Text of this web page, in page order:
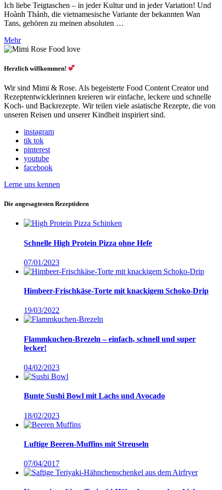
Ich liebe Teigtaschen – in jeder Kultur und in jeder Variation! Und
Hoành Thánh, die vietnamesische Variante der bekannten Wan
Tans, gehören zu meinen absoluten …
Mehr
Herzlich willkommen!
Wir sind Mimi & Rose. Als begeisterte Food Content Creator und
Rezeptentwicklerinnen kreieren wir einfache, leckere und schnelle
Koch- und Backrezepte. Wir teilen viele asiatische Rezepte, die von
unseren Reisen und unserer Kindheit inspiriert sind.
instagram
tik tok
pinterest
youtube
facebook
Lerne uns kennen
Die angesagtesten Rezeptideen
Schnelle High Protein Pizza ohne Hefe
07/01/2023
Himbeer-Frischkäse-Torte mit knackigem Schoko-Drip
19/03/2022
Flammkuchen-Brezeln – einfach, schnell und super
lecker!
04/02/2023
Bunte Sushi Bowl mit Lachs und Avocado
18/02/2023
Luftige Beeren-Muffins mit Streuseln
07/04/2017